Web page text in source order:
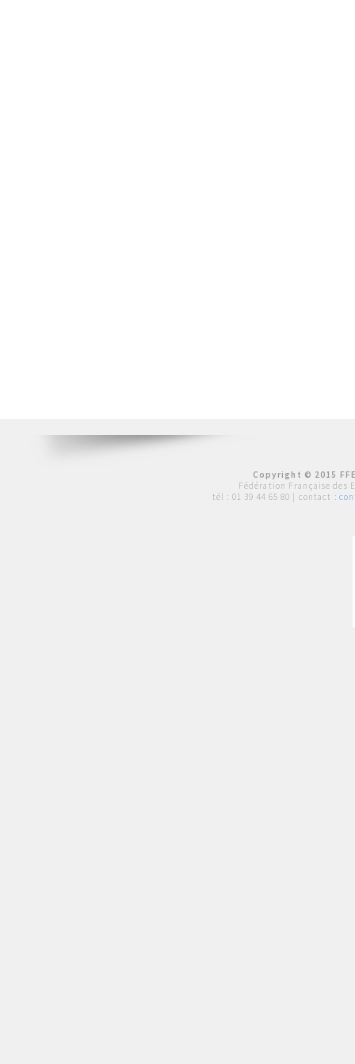
Copyright © 2015
Fédération Française des
tél : 01 39 44 65 80 | contact :